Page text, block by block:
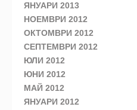
ЯНУАРИ 2013
НОЕМВРИ 2012
ОКТОМВРИ 2012
СЕПТЕМВРИ 2012
ЮЛИ 2012
ЮНИ 2012
МАЙ 2012
ЯНУАРИ 2012